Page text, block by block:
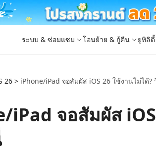
ระบบ & ซ่อมแซม
บ iOS 4DDiG Windows Boot
บบ Android
ๆ
4DDiG Partition Manager
โอนย้าย & กู้คืน
& iPhone สำรองและจัดการข้อมูล iOS อย่
ยูทิลิตี้
ลเบรก/รูท ปลดล็อค iPhone/iPad โดยไม่ต้
Unlock
AI บน Windows
Mac
บน macOS
จับภาพและแปลงภาพเป็นข้อความ
โปรแกรมปลดล็อก Android
ซ่อมแซมระบบ Android
26 > iPhone/iPad จอสัมผัส iOS 26 ใช้งานไม่ได้
iPad จอสัมผัส